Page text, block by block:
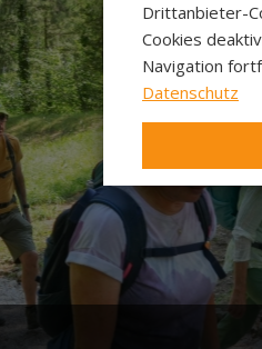
Drittanbieter-
Cookies
Navigation
Datenschutz